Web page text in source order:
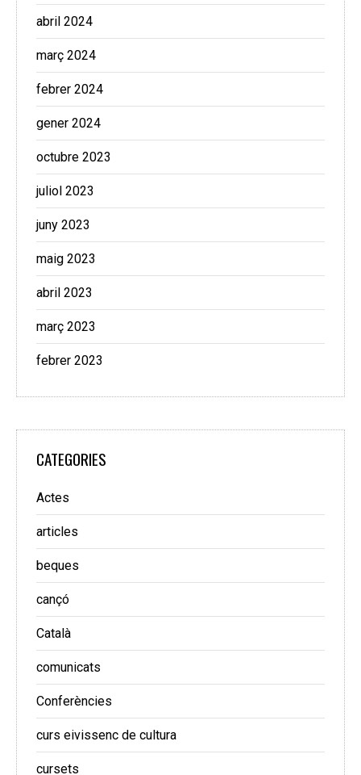
abril 2024
març 2024
febrer 2024
gener 2024
octubre 2023
juliol 2023
juny 2023
maig 2023
abril 2023
març 2023
febrer 2023
CATEGORIES
Actes
articles
beques
cançó
Català
comunicats
Conferències
curs eivissenc de cultura
cursets